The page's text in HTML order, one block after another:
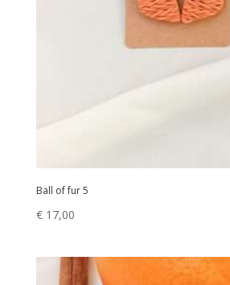
Ball of fur 5
€17,00